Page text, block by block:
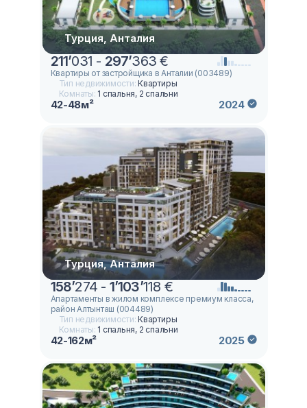
Турция, Анталия
211’031 - 297’363 €
Квартиры от застройщика в Анталии (003489)
Тип недвижимости:Квартиры
Комнаты: 1 спальня, 2 спальни
42-48м² 2024
Турция, Анталия
158’274 - 1’103’118 €
Апартаменты в жилом комплексе премиум класса,
район Алтынташ (004489)
Тип недвижимости:Квартиры
Комнаты: 1 спальня, 2 спальни
42-162м² 2025